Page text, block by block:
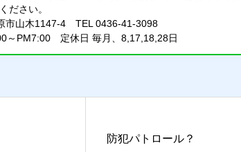
ださい。
市山木1147-4 TEL 0436-41-3098
～PM7:00 定休日 毎月、8,17,18,28日
防犯パトロール？